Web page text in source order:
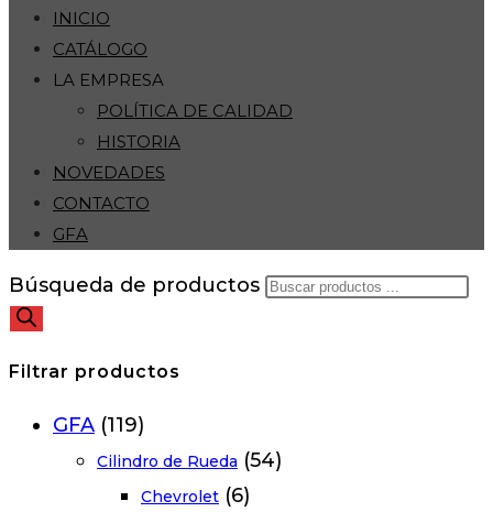
INICIO
CATÁLOGO
LA EMPRESA
POLÍTICA DE CALIDAD
HISTORIA
NOVEDADES
CONTACTO
GFA
Búsqueda de productos
Filtrar productos
GFA (119)
Cilindro de Rueda (54)
Chevrolet (6)